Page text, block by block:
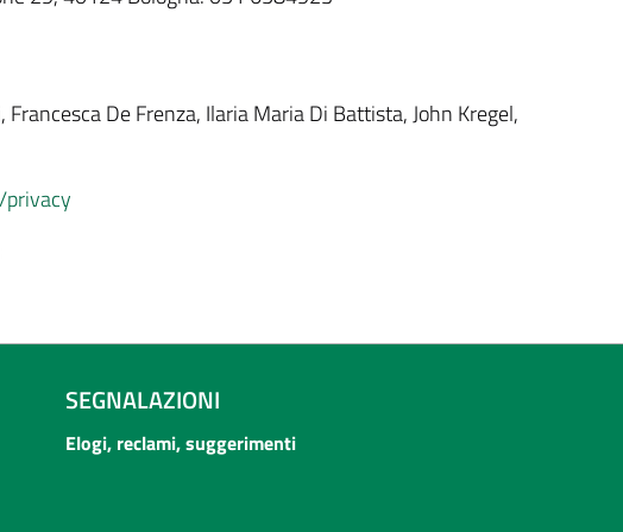
De Frenza, Ilaria Maria Di Battista, John Kregel,
SEGNALAZIONI
Elogi, reclami, suggerimenti